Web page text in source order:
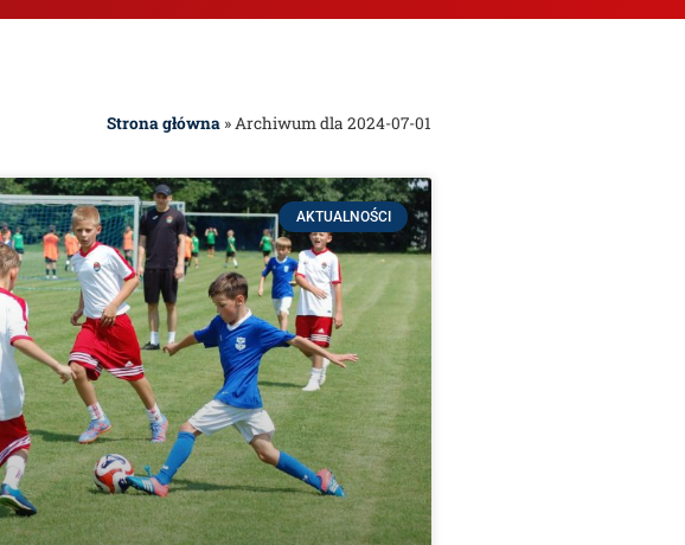
Strona główna »Archiwum dla 2024-07-01
AKTUALNOŚCI